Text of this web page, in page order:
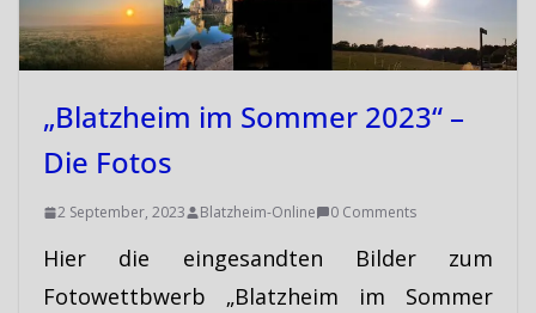
„Blatzheim im Sommer 2023“ –
Die Fotos
2 September, 2023 Blatzheim-Online 0 Comments
Hier die eingesandten Bilder zum
Fotowettbwerb „Blatzheim im Sommer